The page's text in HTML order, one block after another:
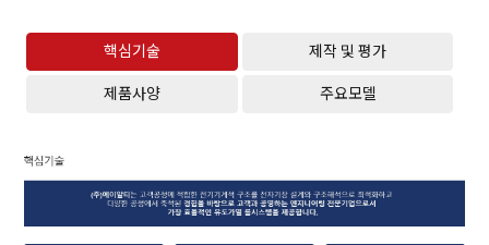
핵심기술 제작 및 평가
제품사양 주요모델